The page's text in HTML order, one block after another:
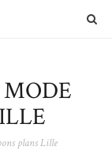
plans Lille